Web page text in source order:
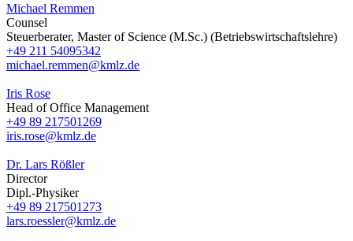
Michael Remmen
Counsel
Steuerberater, Master of Science (M.Sc.) (Betriebswirtschaftslehre)
+49 211 54095342
michael.remmen@kmlz.de
Iris Rose
Head of Office Management
+49 89 217501269
iris.rose@kmlz.de
Dr. Lars Rößler
Director
Dipl.-Physiker
+49 89 217501273
lars.roessler@kmlz.de